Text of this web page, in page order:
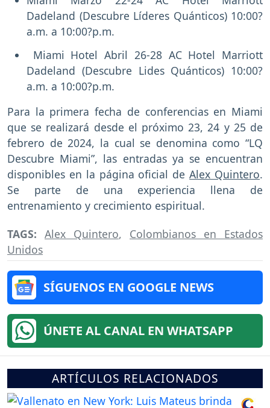
Dadeland (Descubre Líderes Quánticos) 10:00?
a.m. a 10:00?p.m.
Miami Hotel Abril 26-28 AC Hotel Marriott
Dadeland (Descubre Lides Quánticos) 10:00?
a.m. a 10:00?p.m.
Para la primera fecha de conferencias en Miami
que se realizará desde el próximo 23, 24 y 25 de
febrero de 2024, la cual se denomina como “LQ
Descubre Miami”, las entradas ya se encuentran
disponibles en la página oficial deAlex Quintero.
Se parte de una experiencia llena de
entrenamiento y crecimiento espiritual.
TAGS: Alex Quintero, Colombianos en Estados
Unidos
SÍGUENOS EN GOOGLE NEWS
ÚNETE AL CANAL EN WHATSAPP
ARTÍCULOS RELACIONADOS